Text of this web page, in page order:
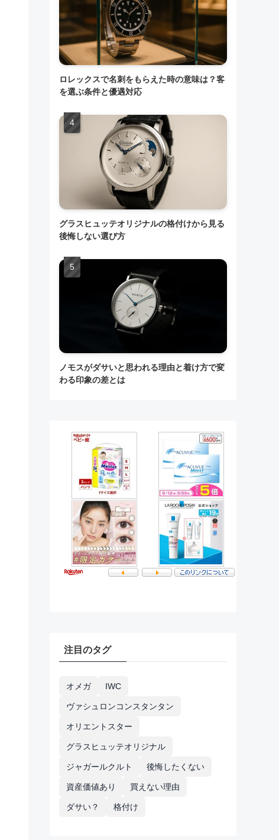
ロレックスで名刺をもらえた時の意味は？客
を選ぶ条件と優遇対応
グラスヒュッテオリジナルの格付けから見る
後悔しない選び方
ノモスがダサいと思われる理由と着け方で変
わる印象の差とは
注目のタグ
オメガ IWC
ヴァシュロンコンスタンタン
オリエントスター
グラスヒュッテオリジナル
ジャガールクルト 後悔したくない
資産価値あり 買えない理由
ダサい？ 格付け